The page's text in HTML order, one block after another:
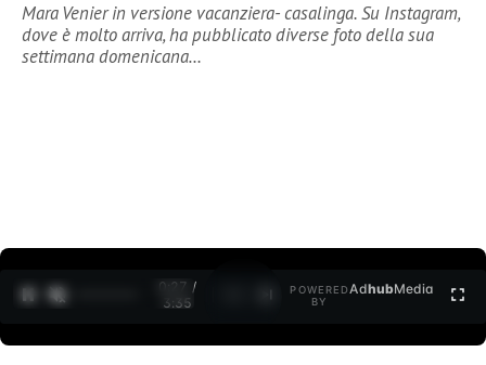
Mara Venier in versione vacanziera- casalinga. Su Instagram,
dove è molto arriva, ha pubblicato diverse foto della sua
settimana domenicana…
0:27 /
3:35
POWERED
BY
AdhubMedia